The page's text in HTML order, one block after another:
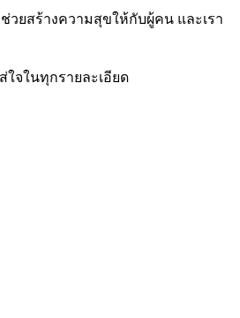
วยสร้างความสุขให้กับผู้คน และเรา
จในทุกรายละเอียด